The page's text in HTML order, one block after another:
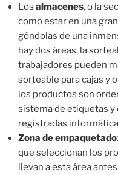
Los almacenes, o la
como estar en una
góndolas de una
hay dos áreas, la
trabajadores pueden
sorteable para cajas y
los productos son
sistema de etiquetas y
registradas
Zona de empaquetado
que seleccionan los
llevan a esta área